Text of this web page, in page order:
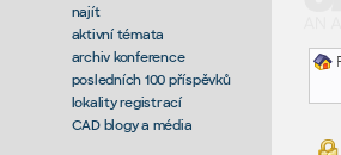
najít
aktivní témata
archiv konference
posledních 100 příspěvků
lokality registrací
CAD blogy a média